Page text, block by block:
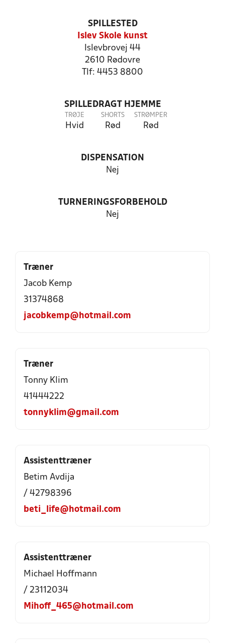
SPILLESTED
Islev Skole kunst
Islevbrovej 44
2610 Rødovre
Tlf: 4453 8800
SPILLEDRAGT HJEMME
TRØJE
Hvid
SHORTS
Rød
STRØMPER
Rød
DISPENSATION
Nej
TURNERINGSFORBEHOLD
Nej
Træner
Jacob Kemp
31374868
jacobkemp@hotmail.com
Træner
Tonny Klim
41444222
tonnyklim@gmail.com
Assistenttræner
Betim Avdija
/ 42798396
beti_life@hotmail.com
Assistenttræner
Michael Hoffmann
/ 23112034
Mihoff_465@hotmail.com